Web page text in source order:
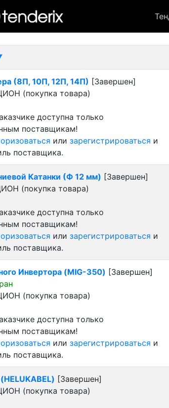
лот
(8П, 10П, 12П, 14П) [Завершен]
(покупка товара)
доступна только
поставщикам!
или зарегистрироваться и
поставщика.
Катанки (Ф 12 мм) [Завершен]
(покупка товара)
доступна только
поставщикам!
или зарегистрироваться и
поставщика.
Инвертора (MIG-350) [Завершен]
(покупка товара)
доступна только
поставщикам!
или зарегистрироваться и
поставщика.
[Завершен]
(покупка товара)